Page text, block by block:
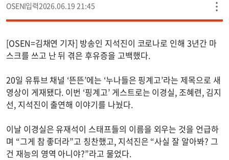
OSEN 2026.06.19 21:45
[OSEN=김채연 기자] 방송인 지석진이 코로나로 인해 3년간 마
스크를 쓰고 난 뒤 겪은 후유증을 고백했다.
20일 유튜브 채널 ‘뜬뜬’에는 ‘누나들은 핑계고’라는 제목으로 새
영상이 게재됐다. 이번 ‘핑계고’ 게스트로는 이경실, 조혜련, 김지
선, 지석진이 출연해 이야기를 나눴다.
이날 이경실은 유재석이 스태프들의 이름을 외우는 것을 언급하
며 “그게 참 좋더라”고 칭찬했고, 지석진은 “사실 잘 알아봐? 그
건 재능의 영역 아니야?”라고 물었다.